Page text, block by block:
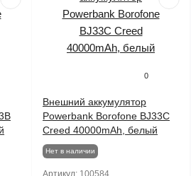
0
Внешний аккумулятор
Powerbank Borofone BJ33C
Creed 40000mAh, белый
Нет в наличии
Артикул: 100584